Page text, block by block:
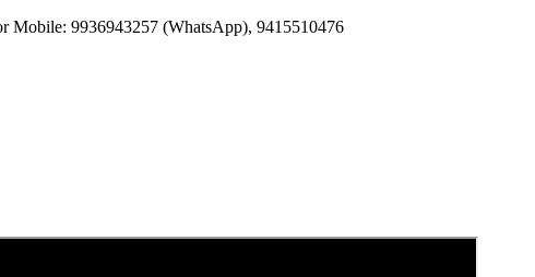
Mobile: 9936943257 (WhatsApp), 9415510476